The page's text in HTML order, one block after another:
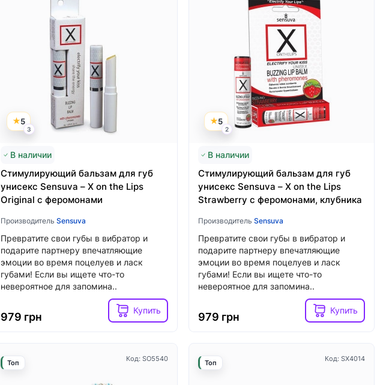
Вибратор-кролик Fun Factory MISS
BI black, 2 независимых мотора,
диаметр 4,2 см
3599 грн
Вибратор для клитора с жемчужной
стимуляцией Satisfyer Exciterrr
Berry, 2 независимых мотора
2039 грн
5
3
В наличии
Стимулирующий бальзам для губ
унисекс Sensuva – X on the Lips
Original с феромонами
Производитель Sensuva
Превратите свои губы в вибратор и
подарите партнеру впечатляющие
эмоции во время поцелуев и ласк
губами! Если вы ищете что-то
невероятное для запомина..
979 грн
Купить
5
2
В наличии
Стимулирующий бальзам для губ
унисекс Sensuva – X on the Lips
Strawberry с феромонами, клубника
Производитель Sensuva
Превратите свои губы в вибратор и
подарите партнеру впечатляющие
эмоции во время поцелуев и ласк
губами! Если вы ищете что-то
невероятное для запомина..
979 грн
Купить
Код: SO5540
Топ Код: SX4014
Топ